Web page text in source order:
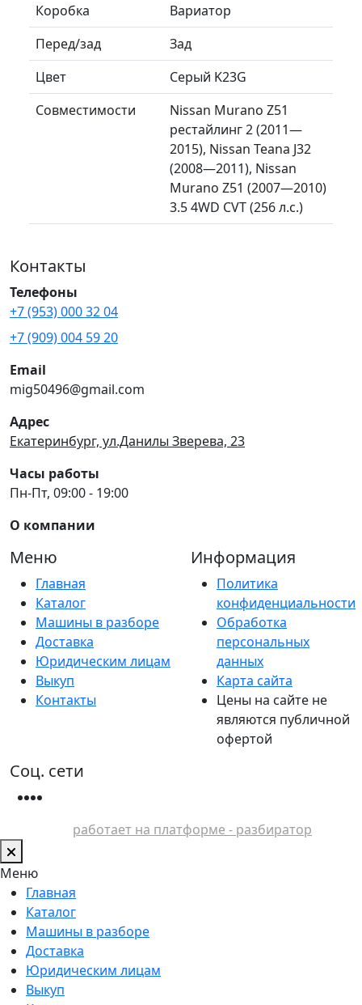
Коробка
Вариатор
Перед/зад
Зад
Цвет
Серый K23G
Совместимости
Nissan Murano Z51
рестайлинг 2 (2011—
2015), Nissan Teana J32
(2008—2011), Nissan
Murano Z51 (2007—2010)
3.5 4WD CVT (256 л.с.)
Контакты
Телефоны
+7 (953) 000 32 04
+7 (909) 004 59 20
Email
mig50496@gmail.com
Адрес
Екатеринбург, ул.Данилы Зверева, 23
Часы работы
Пн-Пт, 09:00 - 19:00
О компании
Меню
Главная
Каталог
Машины в разборе
Доставка
Юридическим лицам
Выкуп
Контакты
Информация
Политика
конфиденциальности
Обработка
персональных
данных
Карта сайта
Цены на сайте не
являются публичной
офертой
Соц. сети
работает на платформе - разбиратор
Меню
Главная
Каталог
Машины в разборе
Доставка
Юридическим лицам
Выкуп